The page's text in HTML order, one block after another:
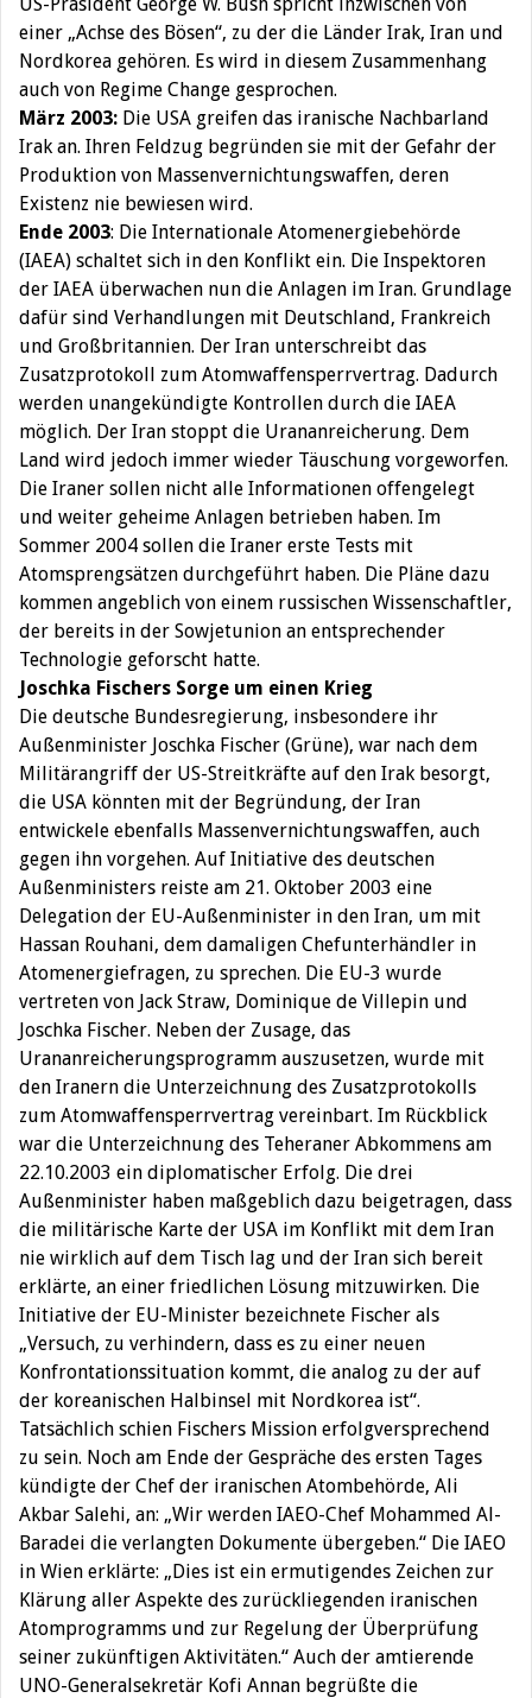
einer „Achse des Bösen“, zu der die Länder Irak, Iran und
Nordkorea gehören. Es wird in diesem Zusammenhang
auch von Regime Change gesprochen.
März 2003: Die USA greifen das iranische Nachbarland
Irak an. Ihren Feldzug begründen sie mit der Gefahr der
Produktion von Massenvernichtungswaffen, deren
Existenz nie bewiesen wird.
Ende 2003: Die Internationale Atomenergiebehörde
(IAEA) schaltet sich in den Konflikt ein. Die Inspektoren
der IAEA überwachen nun die Anlagen im Iran. Grundlage
dafür sind Verhandlungen mit Deutschland, Frankreich
und Großbritannien. Der Iran unterschreibt das
Zusatzprotokoll zum Atomwaffensperrvertrag. Dadurch
werden unangekündigte Kontrollen durch die IAEA
möglich. Der Iran stoppt die Urananreicherung. Dem
Land wird jedoch immer wieder Täuschung vorgeworfen.
Die Iraner sollen nicht alle Informationen offengelegt
und weiter geheime Anlagen betrieben haben. Im
Sommer 2004 sollen die Iraner erste Tests mit
Atomsprengsätzen durchgeführt haben. Die Pläne dazu
kommen angeblich von einem russischen Wissenschaftler,
der bereits in der Sowjetunion an entsprechender
Technologie geforscht hatte.
Joschka Fischers Sorge um einen Krieg
Die deutsche Bundesregierung, insbesondere ihr
Außenminister Joschka Fischer (Grüne), war nach dem
Militärangriff der US-Streitkräfte auf den Irak besorgt,
die USA könnten mit der Begründung, der Iran
entwickele ebenfalls Massenvernichtungswaffen, auch
gegen ihn vorgehen. Auf Initiative des deutschen
Außenministers reiste am 21. Oktober 2003 eine
Delegation der EU-Außenminister in den Iran, um mit
Hassan Rouhani, dem damaligen Chefunterhändler in
Atomenergiefragen, zu sprechen. Die EU-3 wurde
vertreten von Jack Straw, Dominique de Villepin und
Joschka Fischer. Neben der Zusage, das
Urananreicherungsprogramm auszusetzen, wurde mit
den Iranern die Unterzeichnung des Zusatzprotokolls
zum Atomwaffensperrvertrag vereinbart. Im Rückblick
war die Unterzeichnung des Teheraner Abkommens am
22.10.2003 ein diplomatischer Erfolg. Die drei
Außenminister haben maßgeblich dazu beigetragen, dass
die militärische Karte der USA im Konflikt mit dem Iran
nie wirklich auf dem Tisch lag und der Iran sich bereit
erklärte, an einer friedlichen Lösung mitzuwirken. Die
Initiative der EU-Minister bezeichnete Fischer als
„Versuch, zu verhindern, dass es zu einer neuen
Konfrontationssituation kommt, die analog zu der auf
der koreanischen Halbinsel mit Nordkorea ist“.
Tatsächlich schien Fischers Mission erfolgversprechend
zu sein. Noch am Ende der Gespräche des ersten Tages
kündigte der Chef der iranischen Atombehörde, Ali
Akbar Salehi, an: „Wir werden IAEO-Chef Mohammed Al-
Baradei die verlangten Dokumente übergeben.“ Die IAEO
in Wien erklärte: „Dies ist ein ermutigendes Zeichen zur
Klärung aller Aspekte des zurückliegenden iranischen
Atomprogramms und zur Regelung der Überprüfung
seiner zukünftigen Aktivitäten.“ Auch der amtierende
UNO-Generalsekretär Kofi Annan begrüßte die